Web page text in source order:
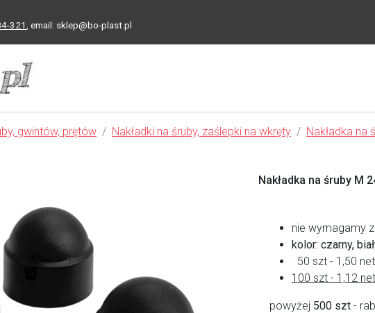
321 email: sklep@bo-plast.pl
gwintów, prętów Nakładki na śruby, zaślepki na wkręty Nakładka na
Nakładka na śruby M
nie wymagamy
kolor: czarny,
50 szt - 1,50
100 szt - 1,12
powyżej 500 szt -